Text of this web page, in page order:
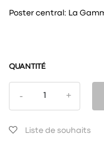
Poster central: La
QUANTITÉ
Liste de souhaits